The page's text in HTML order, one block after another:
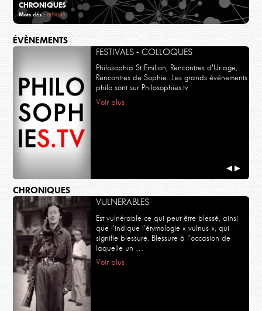
CHRONIQUES
Mots clés : ethique
ÉVÈNEMENTS
FESTIVALS - COLLOQUES
Philosophia St Emilion, Rencontres d'Uriage,
Rencontres de Sophie...Les grands événements
philo sont sur Philosophies.tv
Voir plus
◀ ▶
CHRONIQUES
VULNERABLES
Est vulnérable ce qui peut être blessé, ainsi
que l’indique l’étymologie « vulnus », qui
signifie blessure. Blessure à l’occasion de
laquelle un …
Voir plus